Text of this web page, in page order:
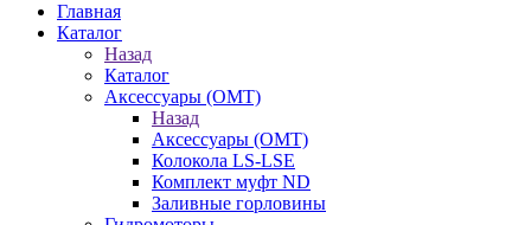
Главная
Каталог
Назад
Каталог
Аксессуары (OMT)
Назад
Аксессуары (OMT)
Колокола LS-LSE
Комплект муфт ND
Заливные горловины